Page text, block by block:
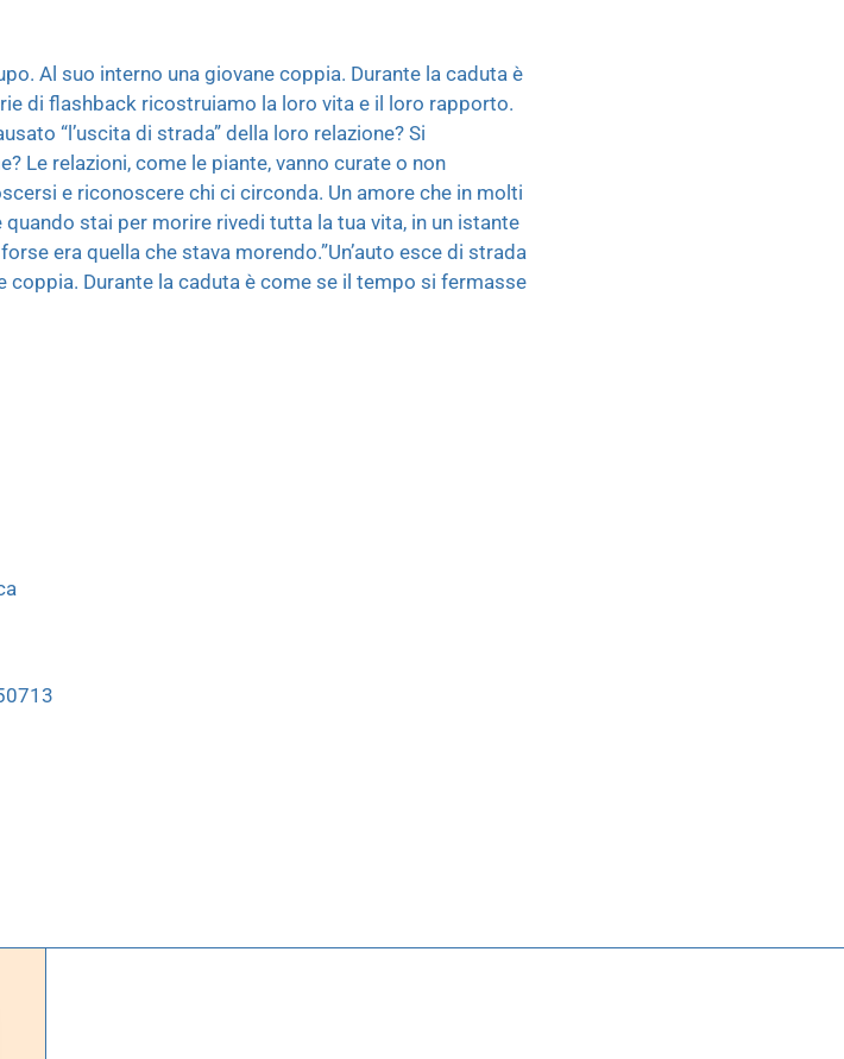
Al suo interno una giovane coppia. Durante la caduta è
di flashback ricostruiamo la loro vita e il loro rapporto.
“l’uscita di strada” della loro relazione? Si
Le relazioni, come le piante, vanno curate o non
e riconoscere chi ci circonda. Un amore che in molti
stai per morire rivedi tutta la tua vita, in un istante
era quella che stava morendo.”Un’auto esce di strada
coppia. Durante la caduta è come se il tempo si fermasse